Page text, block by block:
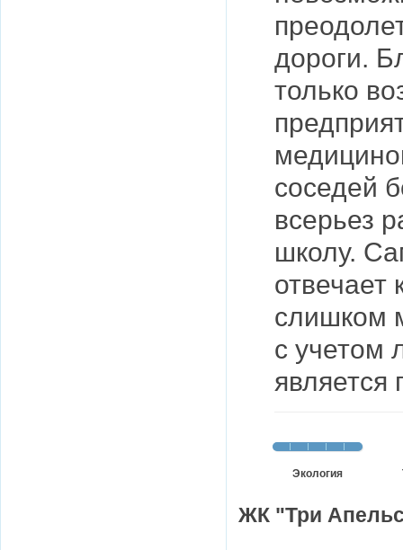
дороги.
только
соседей
всерьез
школу.
отвечает
слишком
с учетом
является
Экология
ЖК "Три